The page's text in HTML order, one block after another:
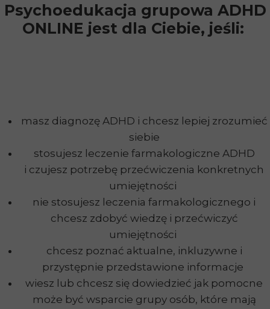
Psychoedukacja grupowa ADHD
ONLINE jest dla Ciebie, jeśli:
masz diagnozę ADHD i chcesz lepiej zrozumieć
siebie
stosujesz leczenie farmakologiczne ADHD
i czujesz potrzebę przećwiczenia konkretnych
umiejętności
nie stosujesz leczenia farmakologicznego i
chcesz zdobyć wiedzę i przećwiczyć
umiejętności
chcesz poznać aktualne, inkluzywne i
przystępnie przedstawione informacje
wiesz lub chcesz się dowiedzieć jak pomocne
może być wsparcie grupy osób, które mają